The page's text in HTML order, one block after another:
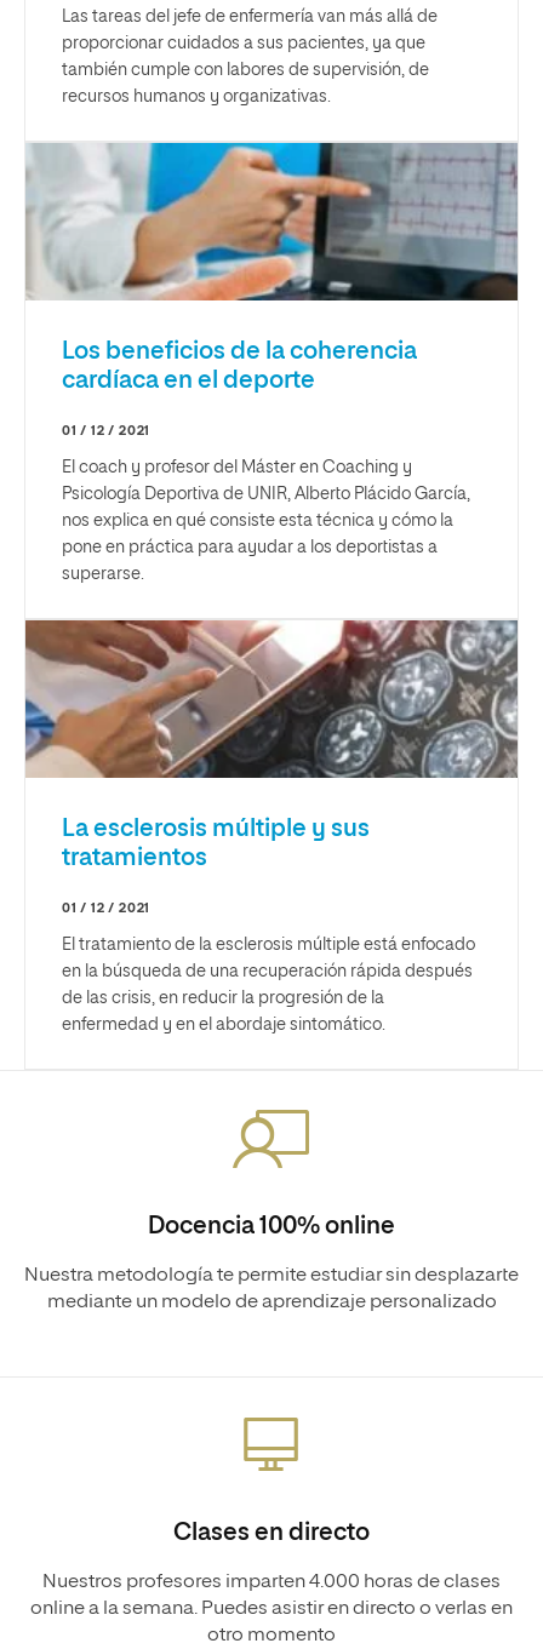
Las tareas del jefe de enfermería van más allá de
proporcionar cuidados a sus pacientes, ya que
también cumple con labores de supervisión, de
recursos humanos y organizativas.
Los beneficios de la coherencia
cardíaca en el deporte
01 / 12 / 2021
El coach y profesor del Máster en Coaching y
Psicología Deportiva de UNIR, Alberto Plácido García,
nos explica en qué consiste esta técnica y cómo la
pone en práctica para ayudar a los deportistas a
superarse.
La esclerosis múltiple y sus
tratamientos
01 / 12 / 2021
El tratamiento de la esclerosis múltiple está enfocado
en la búsqueda de una recuperación rápida después
de las crisis, en reducir la progresión de la
enfermedad y en el abordaje sintomático.
Docencia 100% online
Nuestra metodología te permite estudiar sin desplazarte
mediante un modelo de aprendizaje personalizado
Clases en directo
Nuestros profesores imparten 4.000 horas de clases
online a la semana. Puedes asistir en directo o verlas en
otro momento